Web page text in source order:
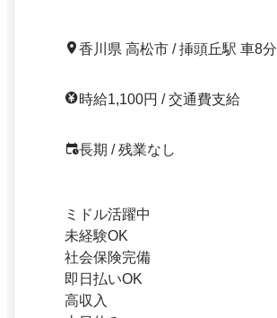
香川県 高松市 / 挿頭丘駅 車8分
時給1,100円 / 交通費支給
長期 / 残業なし
ミドル活躍中
未経験OK
社会保険完備
即日払いOK
高収入